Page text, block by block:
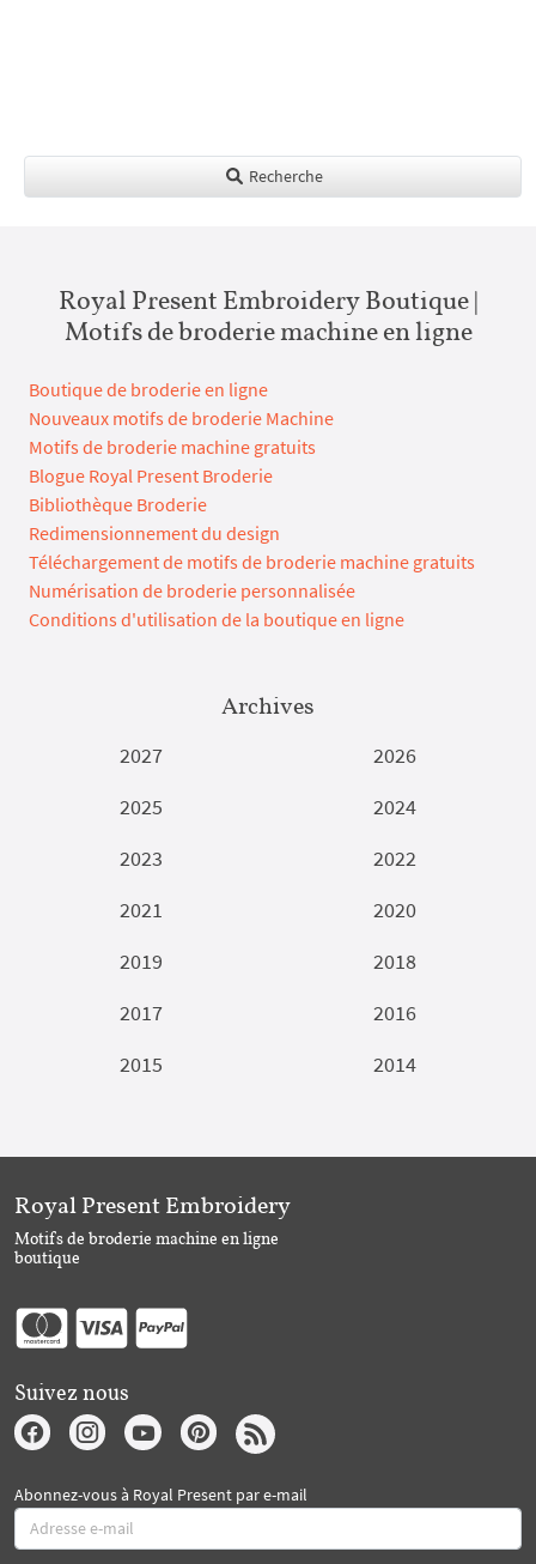
Recherche
Royal Present Embroidery Boutique |
Motifs de broderie machine en ligne
Boutique de broderie en ligne
Nouveaux motifs de broderie Machine
Motifs de broderie machine gratuits
Blogue Royal Present Broderie
Bibliothèque Broderie
Redimensionnement du design
Téléchargement de motifs de broderie machine gratuits
Numérisation de broderie personnalisée
Conditions d'utilisation de la boutique en ligne
Archives
2027
2026
2025
2024
2023
2022
2021
2020
2019
2018
2017
2016
2015
2014
Royal Present Embroidery
Motifs de broderie machine en ligne
boutique
Suivez nous
Abonnez-vous à Royal Present par e-mail